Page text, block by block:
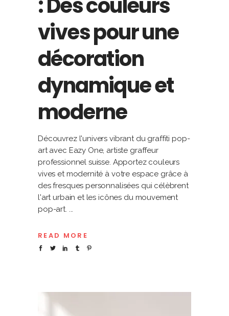
vives pour une
décoration
dynamique et
moderne
Découvrez l'univers vibrant du graffiti pop-
art avec Eazy One, artiste graffeur
professionnel suisse. Apportez couleurs
vives et modernité à votre espace grâce à
des fresques personnalisées qui célèbrent
l'art urbain et les icônes du mouvement
pop-art.
READ MORE